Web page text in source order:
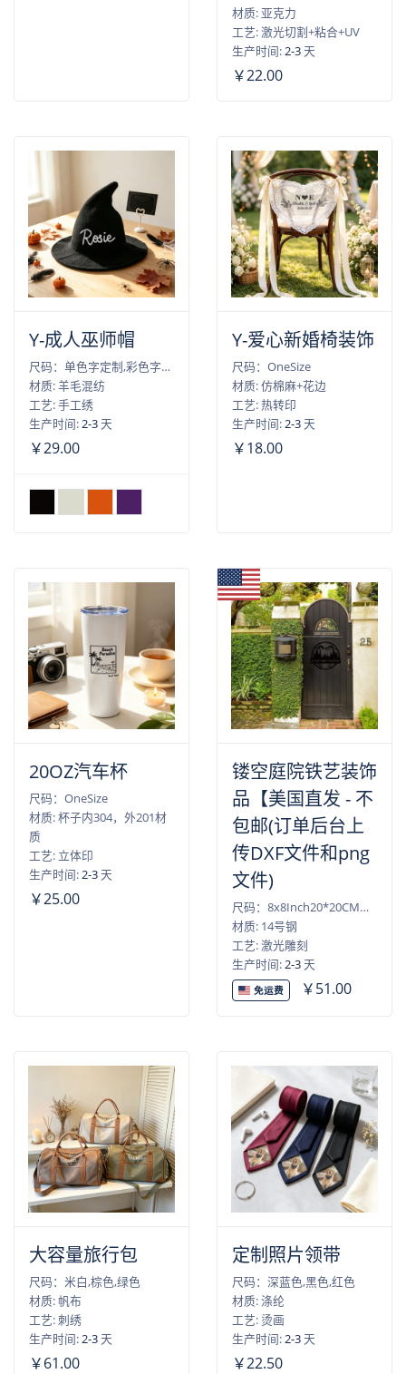
材质: 亚克力
工艺: 激光切割+粘合+UV
生产时间:2-3天
￥22.00
Y-成人巫师帽
尺码：单色字定制,彩色字定制
材质: 羊毛混纺
工艺: 手工绣
生产时间:2-3天
￥29.00
Y-爱心新婚椅装饰
尺码：OneSize
材质: 仿棉麻+花边
工艺: 热转印
生产时间:2-3天
￥18.00
20OZ汽车杯
尺码：OneSize
材质: 杯子内304，外201材
质
工艺: 立体印
生产时间:2-3天
￥25.00
镂空庭院铁艺装饰
品【美国直发 - 不
包邮(订单后台上
传DXF文件和png
文件)
尺码：8x8Inch20*20CM）,10x10Inch（25*25CM）,12x12Inch（30*30CM）,14x14Inch（35*35CM）,16x16Inch（40*40CM）,18x18Inch（45*45CM）,20x20Inch（50*50CM）,22x22Inch（55*55CM）,24x24Inch（60*60CM）,26x26Inch（65*65CM）,28x28Inch（70*70CM）
材质: 14号钢
工艺: 激光雕刻
生产时间:2-3天
免运费 ￥51.00
大容量旅行包
尺码：米白,棕色,绿色
材质: 帆布
工艺: 刺绣
生产时间: 2-3天
￥61.00
定制照片领带
尺码：深蓝色,黑色,红色
材质: 涤纶
工艺: 烫画
生产时间: 2-3天
￥22.50